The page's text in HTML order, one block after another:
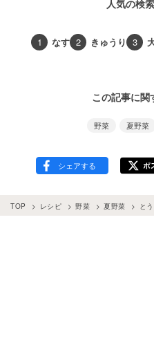
人気の検
1 なす 2 きゅうり 3
この記事に関
野菜 夏野菜
TOP レシピ 野菜 夏野菜 と